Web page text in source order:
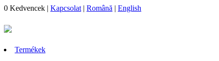
0 Kedvencek | Kapcsolat | Română | English
Termékek